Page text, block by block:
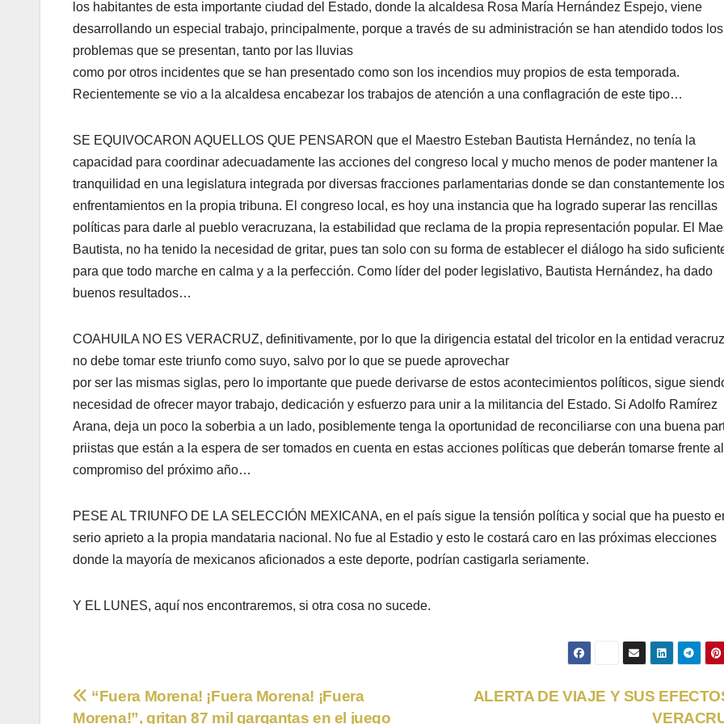
los habitantes de esta importante ciudad del Estado, donde la alcaldesa Rosa María Hernández Espejo, viene
desarrollando un especial trabajo, principalmente, porque a través de su administración se han atendido todos los
problemas que se presentan, tanto por las lluvias
como por otros incidentes que se han presentado como son los incendios muy propios de esta temporada.
Recientemente se vio a la alcaldesa encabezar los trabajos de atención a una conflagración de este tipo…
SE EQUIVOCARON AQUELLOS QUE PENSARON que el Maestro Esteban Bautista Hernández, no tenía la
capacidad para coordinar adecuadamente las acciones del congreso local y mucho menos de poder mantener la
tranquilidad en una legislatura integrada por diversas fracciones parlamentarias donde se dan constantemente los
enfrentamientos en la propia tribuna. El congreso local, es hoy una instancia que ha logrado superar las rencillas
políticas para darle al pueblo veracruzana, la estabilidad que reclama de la propia representación popular. El
Bautista, no ha tenido la necesidad de gritar, pues tan solo con su forma de establecer el diálogo ha sido
para que todo marche en calma y a la perfección. Como líder del poder legislativo, Bautista Hernández, ha dado
buenos resultados…
COAHUILA NO ES VERACRUZ, definitivamente, por lo que la dirigencia estatal del tricolor en la entidad
no debe tomar este triunfo como suyo, salvo por lo que se puede aprovechar
por ser las mismas siglas, pero lo importante que puede derivarse de estos acontecimientos políticos, sigue
necesidad de ofrecer mayor trabajo, dedicación y esfuerzo para unir a la militancia del Estado. Si Adolfo Ramírez
Arana, deja un poco la soberbia a un lado, posiblemente tenga la oportunidad de reconciliarse con una buena
priistas que están a la espera de ser tomados en cuenta en estas acciones políticas que deberán tomarse frente al
compromiso del próximo año…
PESE AL TRIUNFO DE LA SELECCIÓN MEXICANA, en el país sigue la tensión política y social que ha puesto
serio aprieto a la propia mandataria nacional. No fue al Estadio y esto le costará caro en las próximas elecciones
donde la mayoría de mexicanos aficionados a este deporte, podrían castigarla seriamente.
Y EL LUNES, aquí nos encontraremos, si otra cosa no sucede.
Navegación
ALERTA DE VIAJE Y SUS
“Fuera Morena! ¡Fuera Morena! ¡Fuera
Morena!”, gritan 87 mil gargantas en el juego